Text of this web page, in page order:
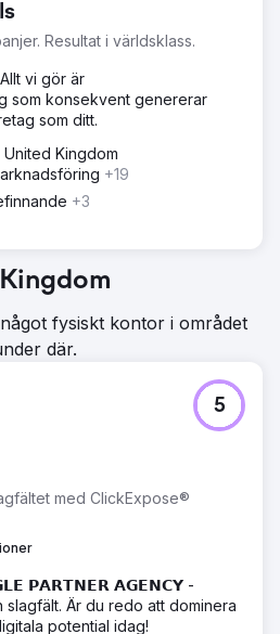
Resultat i världsklass.
vi gör är
som konsekvent genererar
som ditt.
Kingdom
+19
+3
fysiskt kontor i området
där.
med ClickExpose®
5
𝗣𝗔𝗥𝗧𝗡𝗘𝗥 𝗔𝗚𝗘𝗡𝗖𝗬 -
slagfält. Är du redo att dominera
potential idag!